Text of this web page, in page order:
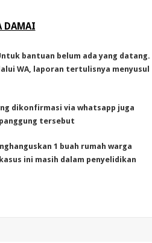
DAMAI
bantuan belum ada yang datang.
WA, laporan tertulisnya menyusul
dikonfirmasi via whatsapp juga
tersebut
1 buah rumah warga
ini masih dalam penyelidikan